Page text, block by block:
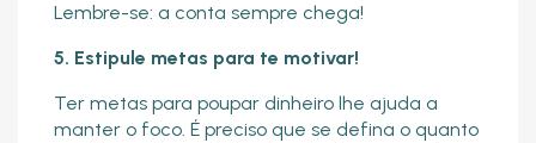
Lembre-se: a conta sempre chega!
5. Estipule metas para te motivar!
Ter metas para poupar dinheiro lhe ajuda a
manter o foco. É preciso que se defina o quanto